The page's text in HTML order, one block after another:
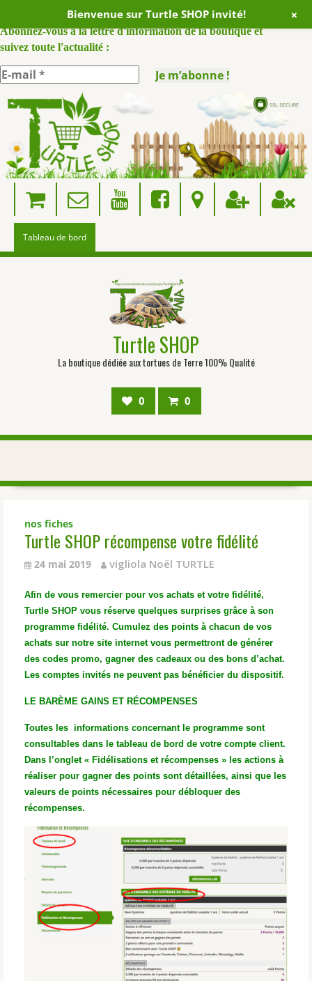
ABONNEZ VOUS A NOTRE NEWSLETTER :
Abonnez-vous à la lettre d'information de la boutique et
suivez toute l'actualité :
Skip
to
content
Tableau de bord
Turtle SHOP
La boutique dédiée aux tortues de Terre 100% Qualité
0 0
nos fiches
Turtle SHOP récompense votre fidélité
24 mai 2019 vigliola Noël TURTLE
Afin de vous remercier pour vos achats et votre fidélité,
Turtle SHOP vous réserve quelques surprises grâce à son
programme fidélité. Cumulez des points à chacun de vos
achats sur notre site internet vous permettront de générer
des codes promo, gagner des cadeaux ou des bons d’achat.
Les comptes invités ne peuvent pas bénéficier du dispositif.
LE BARÈME GAINS ET RÉCOMPENSES
Toutes les informations concernant le programme sont
consultables dans le tableau de bord de votre compte client.
Dans l’onglet « Fidélisations et récompenses » les actions à
réaliser pour gagner des points sont détaillées, ainsi que les
valeurs de points nécessaires pour débloquer des
récompenses.
Bienvenue sur Turtle SHOP invité! +